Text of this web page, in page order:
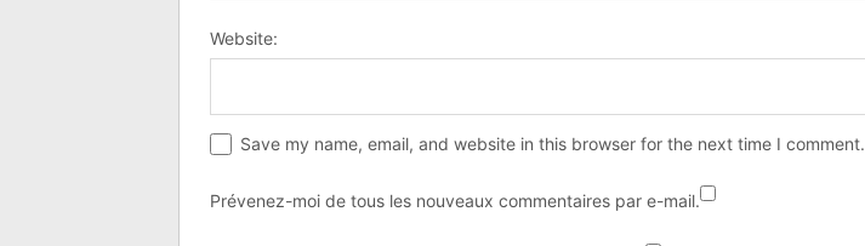
Website:
Save my name, email, and website in this browser for the next time I comment.
Prévenez-moi de tous les nouveaux commentaires par e-mail.